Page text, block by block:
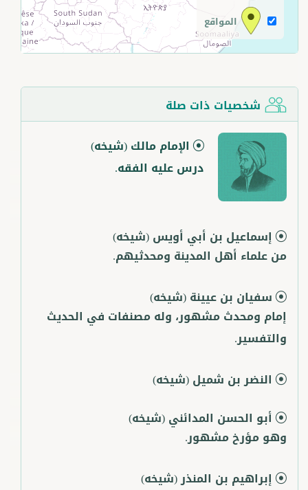
المواقع
شخصيات ذات صلة
الإمام مالك(شيخه)
درس عليه الفقه.
إسماعيل بن أبي أويس(شيخه)
من علماء أهل المدينة ومحدثيهم.
سفيان بن عيينة(شيخه)
إمام ومحدث مشهور، وله مصنفات في الحديث
والتفسير.
النضر بن شميل(شيخه)
أبو الحسن المدائني(شيخه)
وهو مؤرخ مشهور.
إبراهيم بن المنذر(شيخه)